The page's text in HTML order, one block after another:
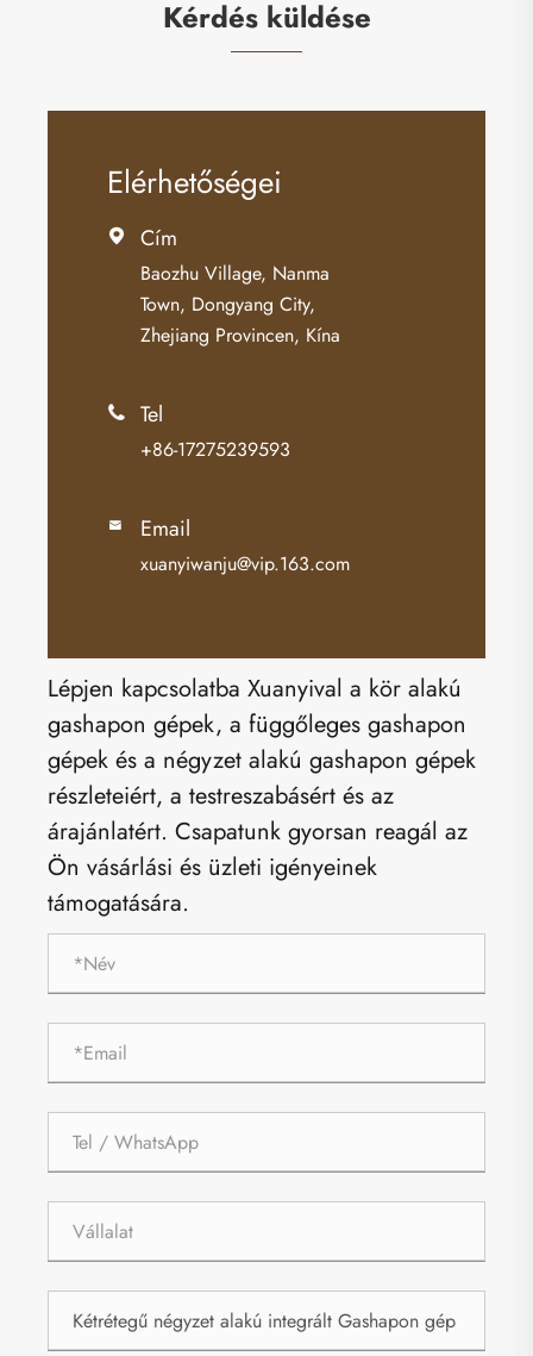
Kérdés küldése
Elérhetőségei
 Cím
Baozhu Village, Nanma
Town, Dongyang City,
Zhejiang Provincen, Kína
 Tel
+86-17275239593
 Email
xuanyiwanju@vip.163.com
Lépjen kapcsolatba Xuanyival a kör alakú
gashapon gépek, a függőleges gashapon
gépek és a négyzet alakú gashapon gépek
részleteiért, a testreszabásért és az
árajánlatért. Csapatunk gyorsan reagál az
Ön vásárlási és üzleti igényeinek
támogatására.